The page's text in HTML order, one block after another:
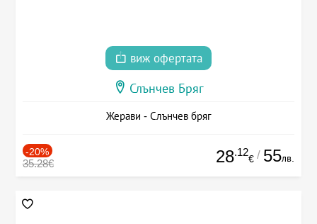
виж офертата
Слънчев Бряг
Жерави - Слънчев бряг
-20%
35.28€ 28.12
€ / 55лв.